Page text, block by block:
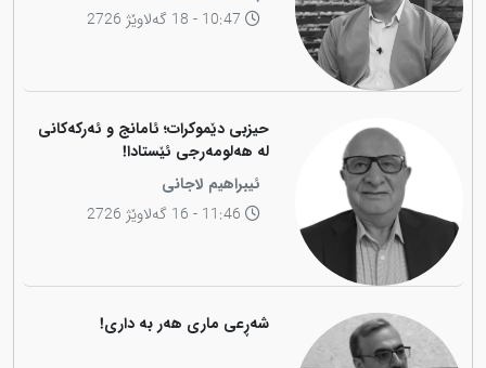
حیزبی دێموکرات؛ ئامانج و ئەرکەکانی
لە هەلومەرجی ئێستادا!
ئیبراهیم لاجانی
شەڕعی ماری هەر بە داری!